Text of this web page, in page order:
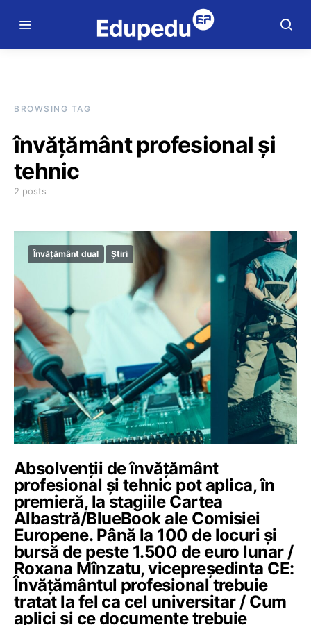
BROWSING TAG
învățământ profesional și
tehnic
2 posts
Învățământ dual Știri
Absolvenții de învățământ
profesional și tehnic pot aplica, în
premieră, la stagiile Cartea
Albastră/BlueBook ale Comisiei
Europene. Până la 100 de locuri și
bursă de peste 1.500 de euro lunar /
Roxana Mînzatu, vicepreședinta CE:
Învățământul profesional trebuie
tratat la fel ca cel universitar / Cum
aplici și ce documente trebuie